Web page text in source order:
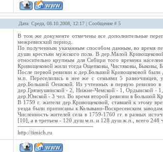
Дата: Среда, 08.10.2008, 12:17 | Сообщение # 5
В том же документе отмечены все дополнительные
межревизский период.
По полученным указанным способом данным, во время
души крестьян мужского пола. В дер.Малой
относительно крупным для Сибири того времени
Кривощековой жили тогда Ощепковы, Чистяковы, Быковы,
После первой ревизии к дер.Большой Кривощековой
м.п. Переселились в нее же с семьями 5
дер.Большой Оешской. Из учтенных в первую ревизию в
дер.Грязнушинской - 2, Нижне-Чемской - 1, Ордынской -
дер.Юнской - 3 чел. Во время второй ревизии в Большой
В 1759 г. жители дер.Кривощековой, ставшей к этому
уезда были приписаны к Колывано-Воскресенским
Численность жителей села в 1759-1760 гг. в разных
[10], а в третьем - 120 душ м.п. и 128 душ ж.п., всего 248
http://timich.ru